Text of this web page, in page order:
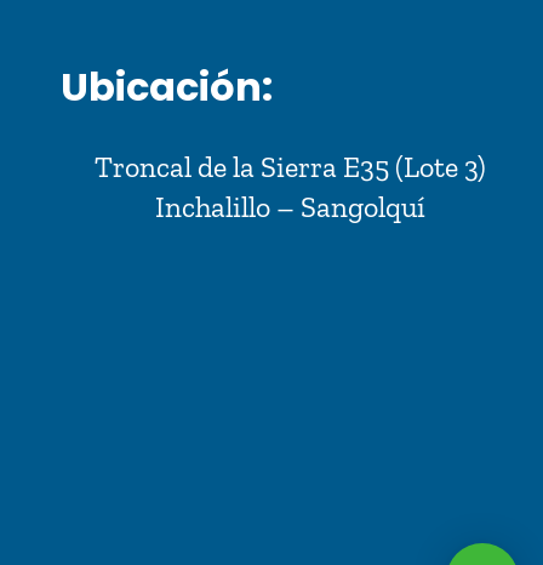
Ubicación:
Troncal de la Sierra E35 (Lote 3)
Inchalillo – Sangolquí